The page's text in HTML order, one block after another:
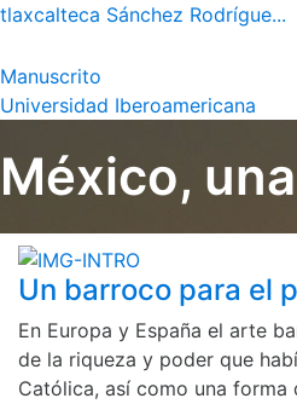
tlaxcalteca Sánchez Rodrígue...
Manuscrito
Universidad Iberoamericana
México,
Un barroco para el
En Europa y España el arte
de la riqueza y poder que
Católica, así como una